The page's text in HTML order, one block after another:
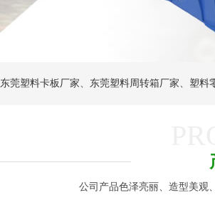
东莞塑料卡板厂家、 东莞塑料周转箱厂家、 塑料
公司产品色泽亮丽、造型美观